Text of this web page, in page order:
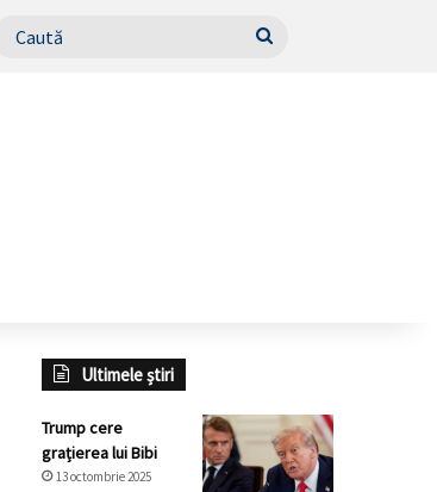
Caută
Ultimele știri
Trump cere
grațierea lui Bibi
13 octombrie 2025